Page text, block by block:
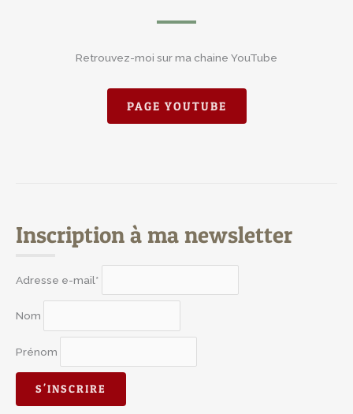
Retrouvez-moi sur ma chaine YouTube
PAGE YOUTUBE
Inscription à ma newsletter
Adresse e-mail*
Nom
Prénom